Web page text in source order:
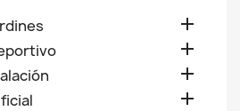



